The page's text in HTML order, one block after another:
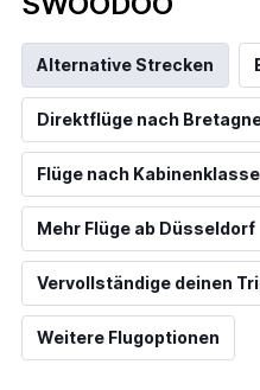
Alternative Strecken
Direktflüge nach
Flüge nach Kabinenklasse
Mehr Flüge ab Düsseldorf
Vervollständige deinen
Weitere Flugoptionen